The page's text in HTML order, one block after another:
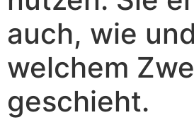
auch, wie
welchem
geschieht.